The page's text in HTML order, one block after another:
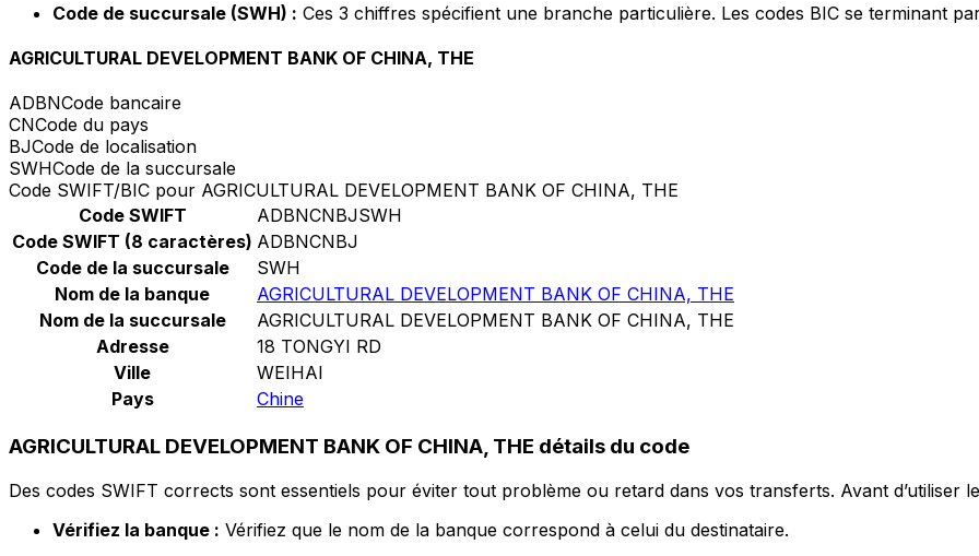
Code de succursale (SWH) : Ces 3 chiffres spécifient une branche particulière. Les codes BIC se terminant
AGRICULTURAL DEVELOPMENT BANK OF CHINA, THE
ADBNCode bancaire
CNCode du pays
BJCode de localisation
SWHCode de la succursale
Code SWIFT/BIC pour AGRICULTURAL DEVELOPMENT BANK OF CHINA, THE
Code SWIFT
ADBNCNBJSWH
Code SWIFT (8 caractères) ADBNCNBJ
Code de la succursale
SWH
Nom de la banque
AGRICULTURAL DEVELOPMENT BANK OF CHINA, THE
Nom de la succursale
AGRICULTURAL DEVELOPMENT BANK OF CHINA, THE
Adresse
18 TONGYI RD
Ville
WEIHAI
Pays
Chine
AGRICULTURAL DEVELOPMENT BANK OF CHINA, THE détails du code
Des codes SWIFT corrects sont essentiels pour éviter tout problème ou retard dans vos transferts. Avant d’utiliser
Vérifiez la banque : Vérifiez que le nom de la banque correspond à celui du destinataire.